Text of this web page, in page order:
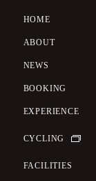
HOME
ABOUT
NEWS
BOOKING
EXPERIENCE
CYCLING
FACILITIES